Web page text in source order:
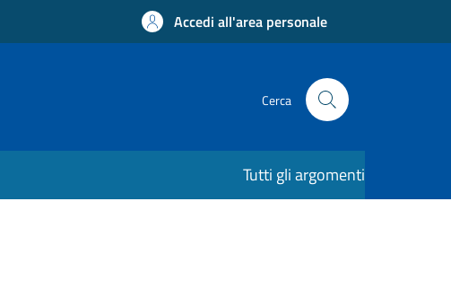
Accedi all'area personale
Cerca
Tutti gli argomenti